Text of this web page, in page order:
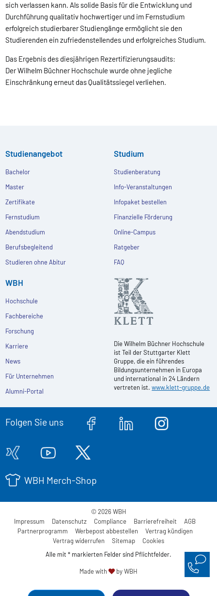
sich verlassen kann. Als solide Basis für die Entwicklung und
Durchführung qualitativ hochwertiger und im Fernstudium
erfolgreich studierbarer Studiengänge ermöglicht sie den
Studierenden ein zufriedenstellendes und erfolgreiches Studium.
Das Ergebnis des diesjährigen Rezertifizierungsaudits:
Der Wilhelm Büchner Hochschule wurde ohne jegliche
Einschränkung erneut das Qualitätssiegel verliehen.
Studienangebot
Bachelor
Master
Zertifikate
Fernstudium
Abendstudium
Berufsbegleitend
Studieren ohne Abitur
Studium
Studienberatung
Info-Veranstaltungen
Infopaket bestellen
Finanzielle Förderung
Online-Campus
Ratgeber
FAQ
WBH
Hochschule
Fachbereiche
Forschung
Karriere
News
Für Unternehmen
Alumni-Portal
Die Wilhelm Büchner Hochschule
ist Teil der Stuttgarter Klett
Gruppe, die ein führendes
Bildungsunternehmen in Europa
und international in 24 Ländern
vertreten ist.www.klett-gruppe.de
Folgen Sie uns
WBH Merch-Shop
© 2026 WBH
Impressum
Datenschutz Compliance Barrierefreiheit
AGB
Partnerprogramm
Werbepost abbestellen
Vertrag kündigen
Vertrag widerrufen
Sitemap
Cookies
Alle mit * markierten Felder sind Pflichtfelder.
Made with by WBH